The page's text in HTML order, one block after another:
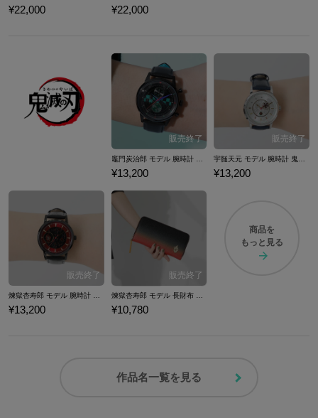
¥22,000 ¥22,000
¥13,200 ¥13,200
¥13,200 ¥10,780
商品を
もっと見る
作品名一覧を見る